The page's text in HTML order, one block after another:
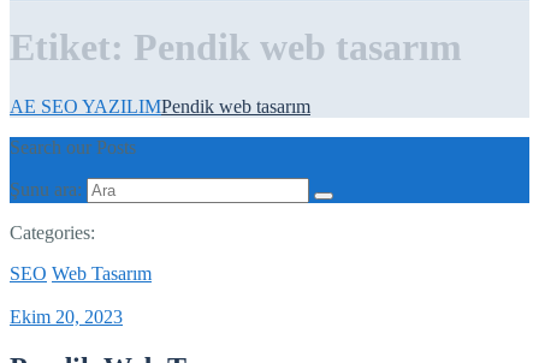
Etiket: Pendik web tasarım
AE SEO YAZILIMPendik web tasarım
Search our Posts
Şunu ara:
Categories:
SEO Web Tasarım
Ekim 20, 2023